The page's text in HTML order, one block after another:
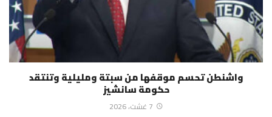
واشنطن تحسم موقفها من سبتة ومليلية وتنتقد
حكومة سانشيز
7 غشت، 2026